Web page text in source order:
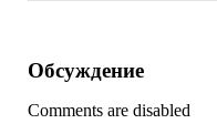
Обсуждение
Comments are disabled